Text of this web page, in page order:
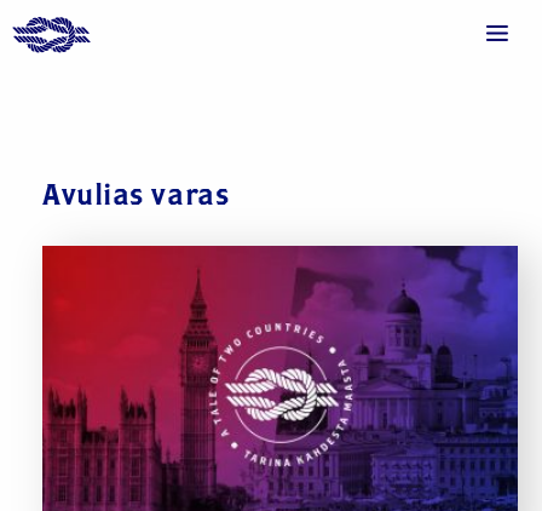
Avulias varas